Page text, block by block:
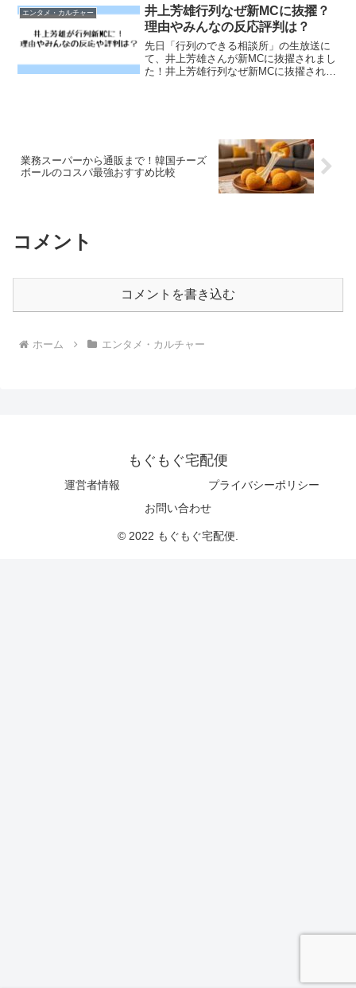
大人気有名ゲーム実況者のキヨさんが制
作した...
エンタメ・カルチャー
井上芳雄行列なぜ新MCに抜擢？
理由やみんなの反応評判は？
先日「行列のできる相談所」の生放送に
て、井上芳雄さんが新MCに抜擢されまし
た！井上芳雄行列なぜ新MCに抜擢された
業務スーパーから通販まで！韓国チーズ
ボールのコスパ最強おすすめ比較
コメント
コメントを書き込む
ホーム エンタメ・カルチャー
もぐもぐ宅配便
運営者情報
プライバシーポリシー
お問い合わせ
© 2022 もぐもぐ宅配便.